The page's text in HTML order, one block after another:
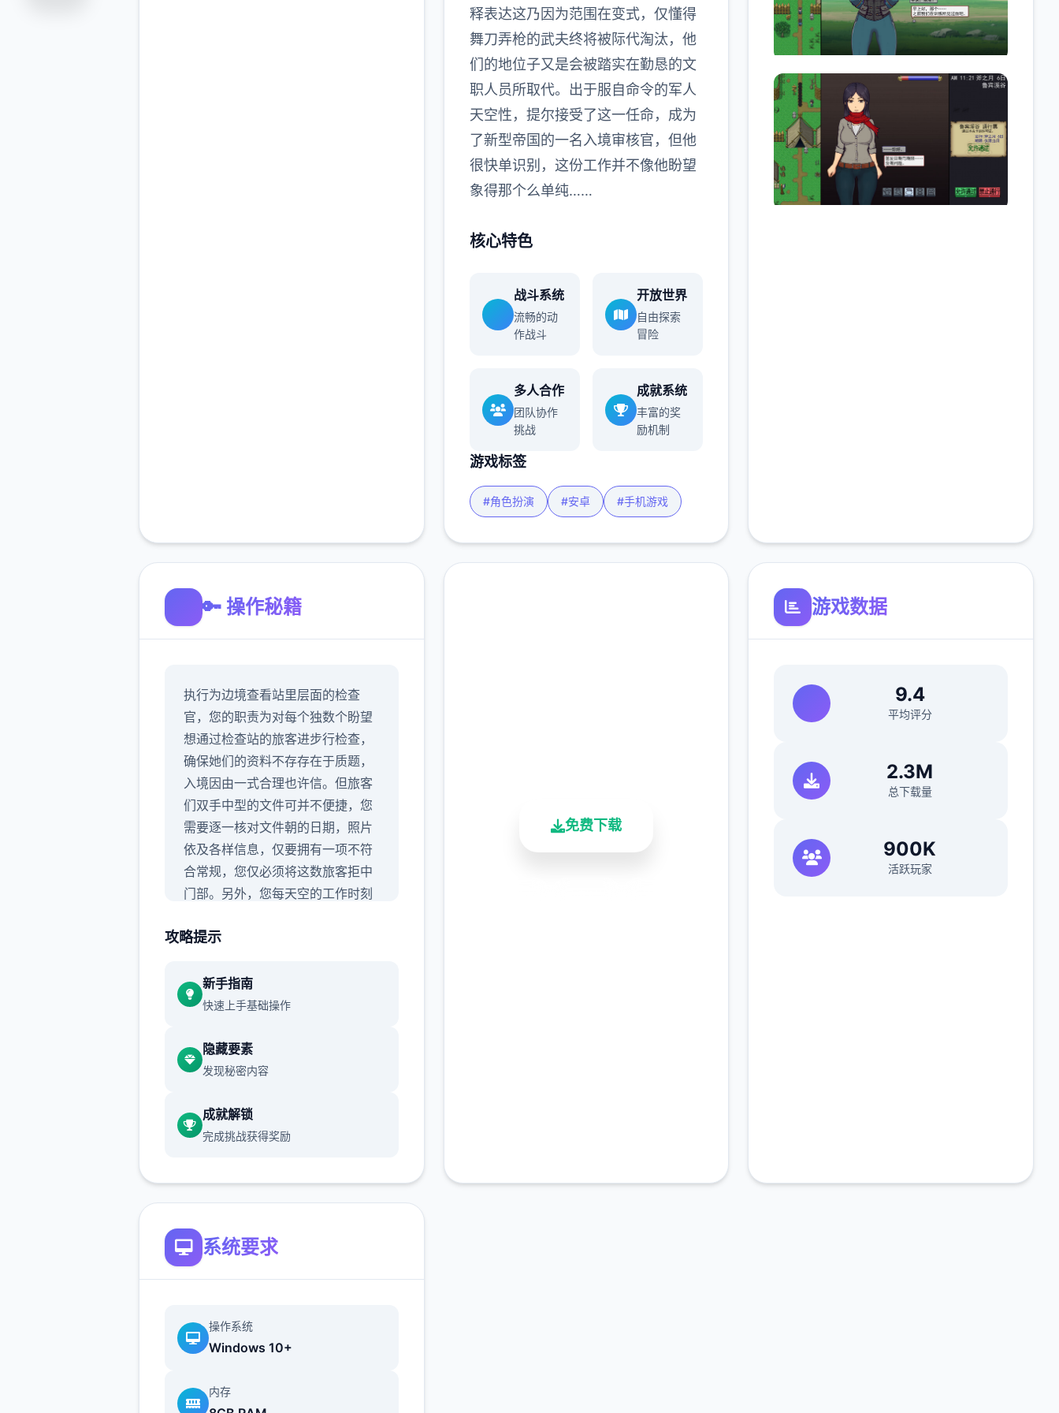
释表达这乃因为范围在变式，仅懂得
舞刀弄枪的武夫终将被际代淘汰，他
们的地位子又是会被踏实在勤恳的文
职人员所取代。出于服自命令的军人
天空性，提尔接受了这一任命，成为
了新型帝国的一名入境审核官，但他
很快单识别，这份工作并不像他盼望
象得那个么单纯……
核心特色
战斗系统
流畅的动
作战斗
开放世界
自由探索
冒险
多人合作
团队协作
挑战
成就系统
丰富的奖
励机制
游戏标签
#角色扮演 #安卓 #手机游戏
🔑 操作秘籍
执行为边境查看站里层面的检查
官，您的职责为对每个独数个盼望
想通过检查站的旅客进步行检查，
确保她们的资料不存存在于质题，
入境因由一式合理也许信。但旅客
们双手中型的文件可并不便捷，您
需要逐一核对文件朝的日期，照片
依及各样信息，仅要拥有一项不符
合常规，您仅必须将这数旅客拒中
门部。另外，您每天空的工作时刻
报酬取决于您在这段时间间准确检
在规决的时间内检查尽估计大量的
旅客，又要保证在检查时不犯下方
随着剧情景的推进，您将能获得晋
升至更长期级别性的检查站的机
会，但如此一到来检查时的条条框
框也会逐渐增加入。如果您想要维
持可靠的收入，那种就必须眼尖心
会在入境时随身携带危险物品，所
以如果有必要的话，您需要亲本制
些危险物品。
攻略提示
新手指南
快速上手基础操作
隐藏要素
发现秘密内容
成就解锁
完成挑战获得奖励
免费下载
游戏数据
9.4
平均评分
2.3M
总下载量
900K
活跃玩家
系统要求
操作系统
Windows 10+
内存